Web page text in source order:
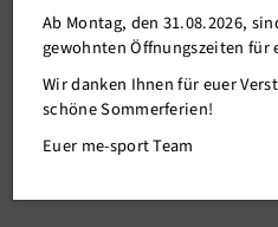
04.03.2024
Am 03.03.2024 konnte Lilli
Bezirksmeisterin im Judo ihr
Einzelmeisterschaften U15 der
Drei von vier Kämpfen entschied
Ab Montag, den 31.08.2026,
gewohnten Öffnungszeiten für
Wir danken Ihnen für euer
schöne Sommerferien!
Euer me-sport Team